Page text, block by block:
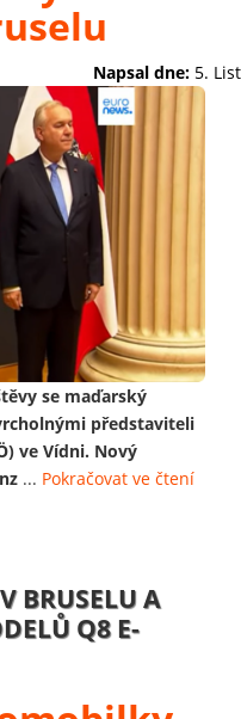
Napsal dne: 5.
se maďarský
představiteli
ve Vídni. Nový
... Pokračovat ve čtení
BRUSELU A
Q8 E-